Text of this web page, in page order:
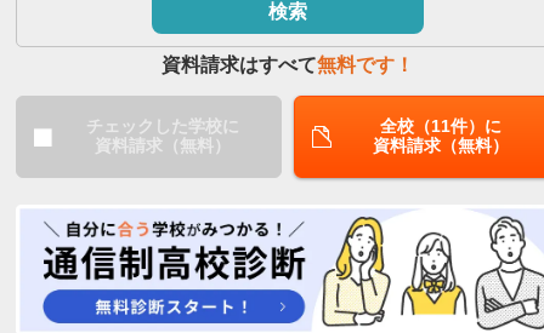
検索
資料請求はすべて無料です！
チェックした学校に
資料請求（無料）
全校（11件）に
資料請求（無料）